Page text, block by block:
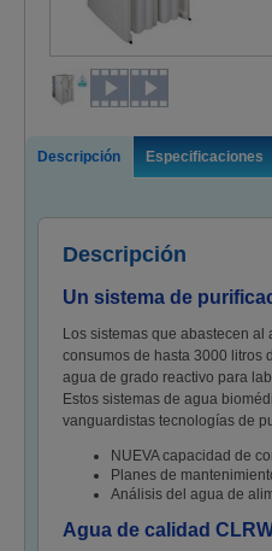
Descripción Especificaciones
Descripción
Un sistema de
Los sistemas que abastecen al
consumos de hasta 3000 litros
agua de grado reactivo para
Estos sistemas de agua
vanguardistas tecnologías de
NUEVA capacidad de
Planes de
Análisis del agua de
Agua de calidad